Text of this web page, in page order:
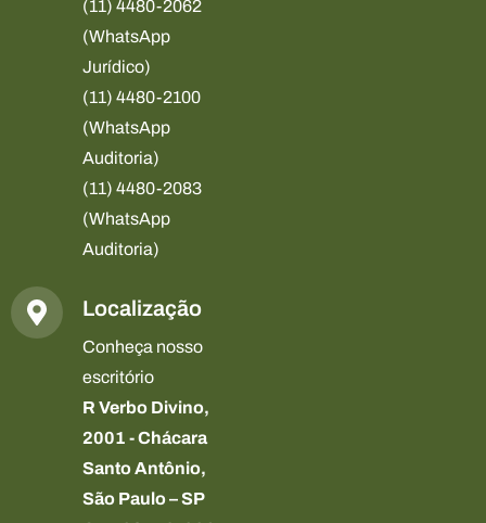
(11) 4480-2062
(WhatsApp
Jurídico)
(11) 4480-2100
(WhatsApp
Auditoria)
(11) 4480-2083
(WhatsApp
Auditoria)
Localização
Conheça nosso
escritório
R Verbo Divino,
2001 - Chácara
Santo Antônio,
São Paulo – SP